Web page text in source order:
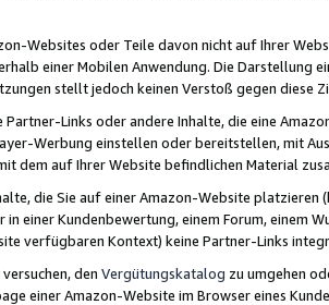
Websites oder Teile davon nicht auf Ihrer
einer Mobilen Anwendung. Die Darstellung
stellt jedoch keinen Verstoß gegen diese
Partner-Links oder andere Inhalte, die eine
Werbung einstellen oder bereitstellen, mit
dem auf Ihrer Website befindlichen Material
die Sie auf einer Amazon-Website
in einer Kundenbewertung, einem Forum, einem
verfügbaren Kontext) keine Partner-Links
den Vergütungskatalog zu umgehen
einer Amazon-Website im Browser eines